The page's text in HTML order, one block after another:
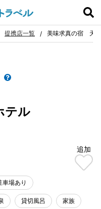
提携店一覧 美味求真の宿 天
テル
追加
車場あり
貸切風呂 家族